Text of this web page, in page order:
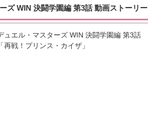
ズ WIN 決闘学園編 第3話 動画ストーリー
ュエル・マスターズ WIN 決闘学園編 第3話
「再戦！プリンス・カイザ 」